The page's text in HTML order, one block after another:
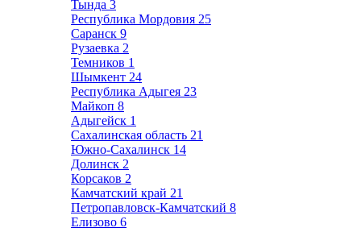
Тында 3
Республика Мордовия 25
Саранск 9
Рузаевка 2
Темников 1
Шымкент 24
Республика Адыгея 23
Майкоп 8
Адыгейск 1
Сахалинская область 21
Южно-Сахалинск 14
Долинск 2
Корсаков 2
Камчатский край 21
Петропавловск-Камчатский 8
Елизово 6